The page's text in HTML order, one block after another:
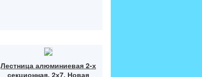
Лестница алюминиевая 2-х
секционная, 2х7, Новая